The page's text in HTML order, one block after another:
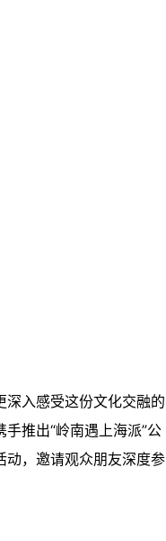
入感受这份文化交融的
推出“岭南遇上海派”公
动，邀请观众朋友深度参